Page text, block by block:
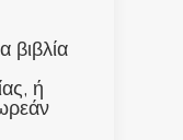
βιβλία
ή